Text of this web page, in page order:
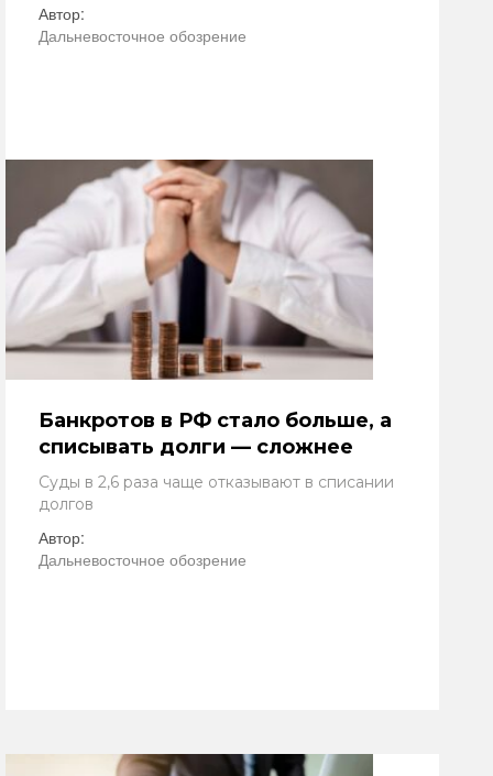
Автор:
Дальневосточное обозрение
Банкротов в РФ стало больше, а
списывать долги — сложнее
Суды в 2,6 раза чаще отказывают в списании
долгов
Автор:
Дальневосточное обозрение